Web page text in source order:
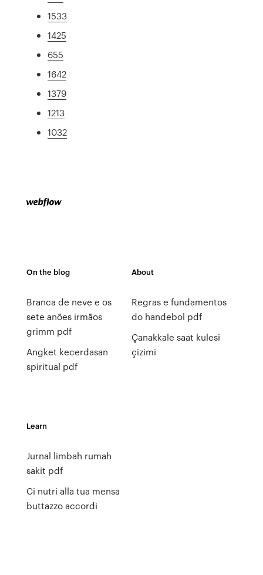
1533
1425
655
1642
1379
1213
1032
On the blog
Branca de neve e os
sete anões irmãos
grimm pdf
Angket kecerdasan
spiritual pdf
About
Regras e fundamentos
do handebol pdf
Çanakkale saat kulesi
çizimi
Learn
Jurnal limbah rumah
sakit pdf
Ci nutri alla tua mensa
buttazzo accordi